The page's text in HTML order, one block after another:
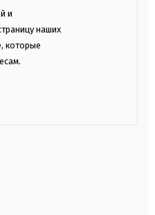
и
наших
которые